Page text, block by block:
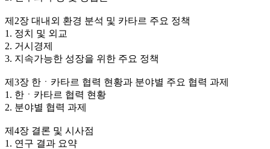
제2장 대내외 환경 분석 및 카타르 주요 정책
1. 정치 및 외교
2. 거시경제
3. 지속가능한 성장을 위한 주요 정책
제3장 한ㆍ카타르 협력 현황과 분야별 주요 협력 과제
1. 한ㆍ카타르 협력 현황
2. 분야별 협력 과제
제4장 결론 및 시사점
1. 연구 결과 요약